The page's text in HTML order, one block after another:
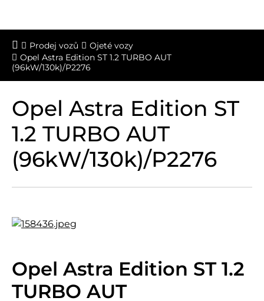
Prodej vozů
Ojeté vozy
Opel Astra Edition ST 1.2 TURBO AUT
(96kW/130k)/P2276
Opel Astra Edition ST
1.2 TURBO AUT
(96kW/130k)/P2276
Opel Astra Edition ST 1.2
TURBO AUT